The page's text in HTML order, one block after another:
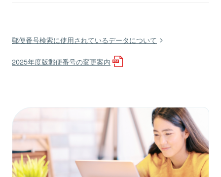
郵便番号検索に使用されているデータについて
2025年度版郵便番号の変更案内